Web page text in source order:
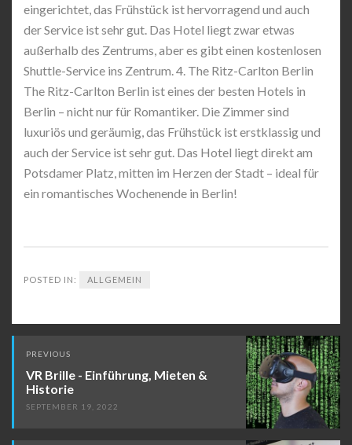
eingerichtet, das Frühstück ist hervorragend und auch
der Service ist sehr gut. Das Hotel liegt zwar etwas
außerhalb des Zentrums, aber es gibt einen kostenlosen
Shuttle-Service ins Zentrum. 4. The Ritz-Carlton Berlin
The Ritz-Carlton Berlin ist eines der besten Hotels in
Berlin – nicht nur für Romantiker. Die Zimmer sind
luxuriös und geräumig, das Frühstück ist erstklassig und
auch der Service ist sehr gut. Das Hotel liegt direkt am
Potsdamer Platz, mitten im Herzen der Stadt – ideal für
ein romantisches Wochenende in Berlin!
POSTED IN: ALLGEMEIN
Post
navigation
PREVIOUS
VR Brille - Einführung, Mieten &
Historie
SEPTEMBER 19, 2022